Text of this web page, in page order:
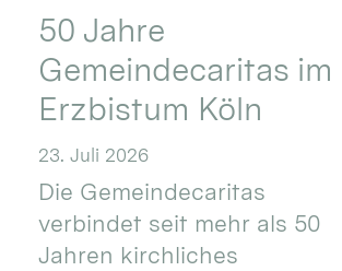
50 Jahre
Gemeindecaritas im
Erzbistum Köln
23. Juli 2026
Die Gemeindecaritas
verbindet seit mehr als 50
Jahren kirchliches